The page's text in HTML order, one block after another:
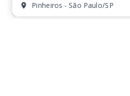
Pinheiros - São Paulo/SP